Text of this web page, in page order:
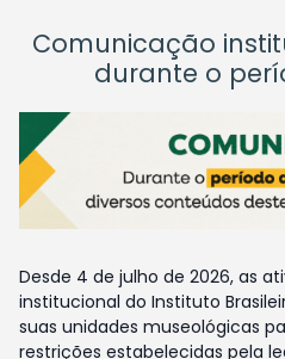
Comunicação
durante o
Desde 4 de julho de 2026, as
institucional do Instituto
suas unidades museológicas
restrições estabelecidas pela